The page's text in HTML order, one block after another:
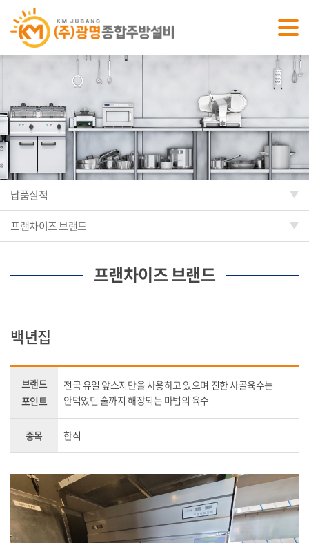
납품실적
프랜차이즈 브랜드
프랜차이즈 브랜드
백년집
브랜드
포인트
전국 유일 앞스지만을 사용하고 있으며 진한 사골육수는
안먹었던 술까지 해장되는 마법의 육수
종목 한식